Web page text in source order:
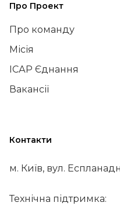
Про Проект
Про команду
Місія
ІСАР Єднання
Вакансії
Контакти
м. Київ, вул.
Технічна підтримка: